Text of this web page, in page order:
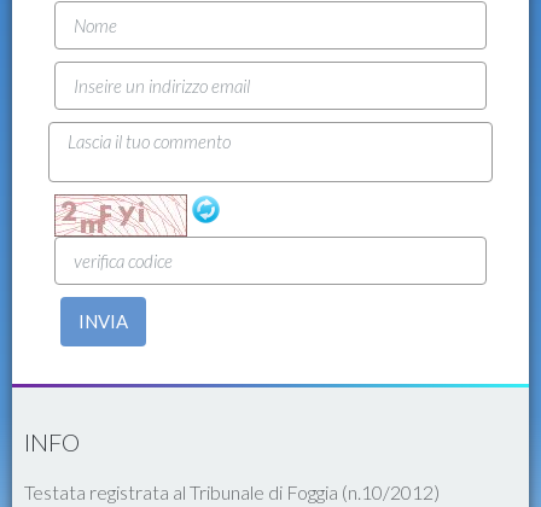
INVIA
INFO
Testata registrata al Tribunale di Foggia (n.10/2012)